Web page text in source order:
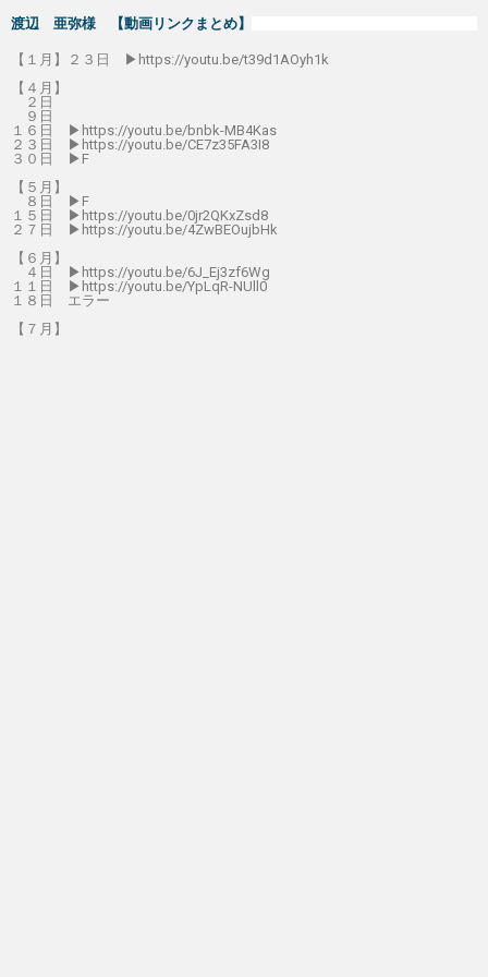
渡辺 亜弥様 【動画リンクまとめ】
【１月】２３日 ▶https://youtu.be/t39d1AOyh1k
【４月】
２日
９日
１６日 ▶https://youtu.be/bnbk-MB4Kas
２３日 ▶https://youtu.be/CE7z35FA3I8
３０日 ▶F
【５月】
８日 ▶F
１５日 ▶https://youtu.be/0jr2QKxZsd8
２７日 ▶https://youtu.be/4ZwBEOujbHk
【６月】
４日 ▶https://youtu.be/6J_Ej3zf6Wg
１１日 ▶https://youtu.be/YpLqR-NUll0
１８日 エラー
【７月】